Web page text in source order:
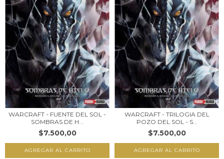
WARCRAFT - FUENTE DEL SOL -
SOMBRAS DE H...
$7.500,00
WARCRAFT - TRILOGIA DEL
POZO DEL SOL - S...
$7.500,00